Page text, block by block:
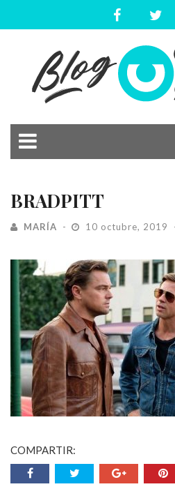
BRADPITT
MARÍA 10 octubre, 2019
COMPARTIR: